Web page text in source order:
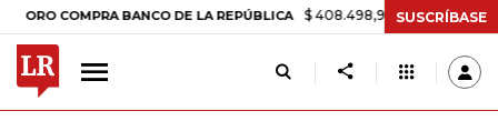
COMPRA BANCO DE LA REPÚBLICA $ 408.498,97 +$ 8.753,81 +2,19%
SUSCRÍBASE